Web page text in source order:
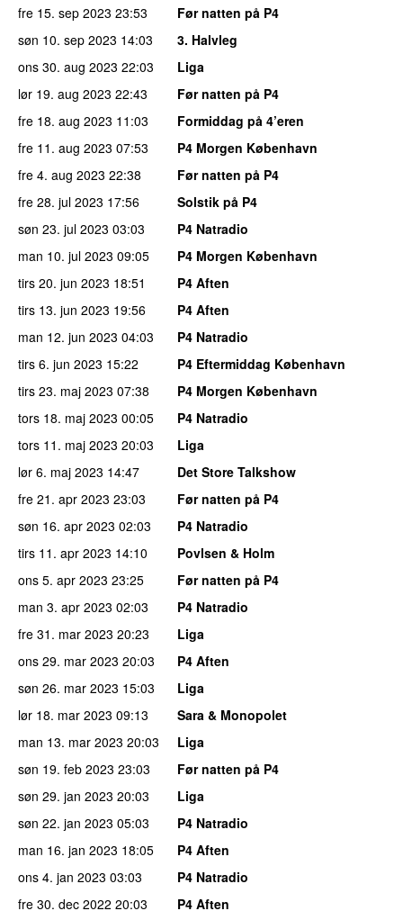
fre 15. sep 2023 23:53
Før natten på P4
søn 10. sep 2023 14:03
3. Halvleg
ons 30. aug 2023 22:03
Liga
lør 19. aug 2023 22:43
Før natten på P4
fre 18. aug 2023 11:03
Formiddag på 4’eren
fre 11. aug 2023 07:53
P4 Morgen København
fre 4. aug 2023 22:38
Før natten på P4
fre 28. jul 2023 17:56
Solstik på P4
søn 23. jul 2023 03:03
P4 Natradio
man 10. jul 2023 09:05
P4 Morgen København
tirs 20. jun 2023 18:51
P4 Aften
tirs 13. jun 2023 19:56
P4 Aften
man 12. jun 2023 04:03
P4 Natradio
tirs 6. jun 2023 15:22
P4 Eftermiddag København
tirs 23. maj 2023 07:38
P4 Morgen København
tors 18. maj 2023 00:05
P4 Natradio
tors 11. maj 2023 20:03
Liga
lør 6. maj 2023 14:47
Det Store Talkshow
fre 21. apr 2023 23:03
Før natten på P4
søn 16. apr 2023 02:03
P4 Natradio
tirs 11. apr 2023 14:10
Povlsen & Holm
ons 5. apr 2023 23:25
Før natten på P4
man 3. apr 2023 02:03
P4 Natradio
fre 31. mar 2023 20:23
Liga
ons 29. mar 2023 20:03
P4 Aften
søn 26. mar 2023 15:03
Liga
lør 18. mar 2023 09:13
Sara & Monopolet
man 13. mar 2023 20:03
Liga
søn 19. feb 2023 23:03
Før natten på P4
søn 29. jan 2023 20:03
Liga
søn 22. jan 2023 05:03
P4 Natradio
man 16. jan 2023 18:05
P4 Aften
ons 4. jan 2023 03:03
P4 Natradio
fre 30. dec 2022 20:03
P4 Aften